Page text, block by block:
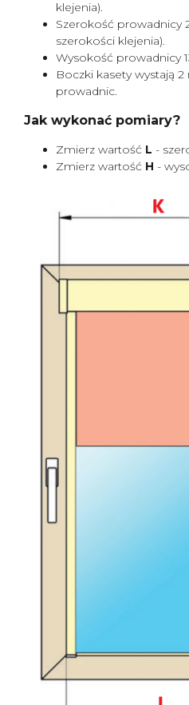
klejenia).
Szerokość prowadnicy
szerokości klejenia).
Wysokość prowadnicy
Boczki kasety wystają
prowadnic.
Jak wykonać pomiary?
Zmierz wartość L -
Zmierz wartość H -